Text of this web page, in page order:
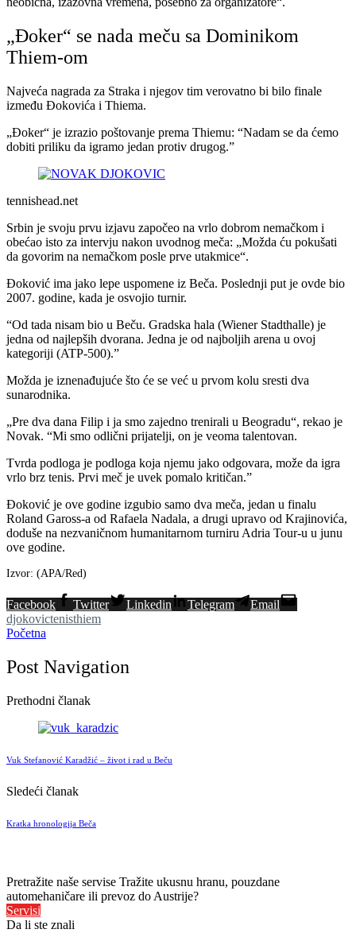
„Đoker“ se nada meču sa Dominikom
Thiem-om
Najveća nagrada za Straka i njegov tim verovatno bi bilo finale
između Đokovića i Thiema.
„Đoker“ je izrazio poštovanje prema Thiemu: “Nadam se da ćemo
dobiti priliku da igramo jedan protiv drugog.”
tennishead.net
Srbin je svoju prvu izjavu započeo na vrlo dobrom nemačkom i
obećao isto za intervju nakon uvodnog meča: „Možda ću pokušati
da govorim na nemačkom posle prve utakmice“.
Đoković ima jako lepe uspomene iz Beča. Poslednji put je ovde bio
2007. godine, kada je osvojio turnir.
“Od tada nisam bio u Beču. Gradska hala (Wiener Stadthalle) je
jedna od najlepših dvorana. Jedna je od najboljih arena u ovoj
kategoriji (ATP-500).”
Možda je iznenađujuće što će se već u prvom kolu sresti dva
sunarodnika.
„Pre dva dana Filip i ja smo zajedno trenirali u Beogradu“, rekao je
Novak. “Mi smo odlični prijatelji, on je veoma talentovan.
Tvrda podloga je podloga koja njemu jako odgovara, može da igra
vrlo brz tenis. Prvi meč je uvek pomalo kritičan.”
Đoković je ove godine izgubio samo dva meča, jedan u finalu
Roland Gaross-a od Rafaela Nadala, a drugi upravo od Krajinovića,
doduše na nezvaničnom humanitarnom turniru Adria Tour-u u junu
ove godine.
Izvor: (APA/Red)
Facebook Twitter Linkedin Telegram
Email
djokovictenisthiem
Početna
Post Navigation
Prethodni članak
Vuk Stefanović Karadžić – život i rad u Beču
Sledeći članak
Kratka hronologija Beča
Pretražite naše servise Tražite ukusnu hranu, pouzdane
automehaničare ili prevoz do Austrije?
Servisi
Da li ste znali